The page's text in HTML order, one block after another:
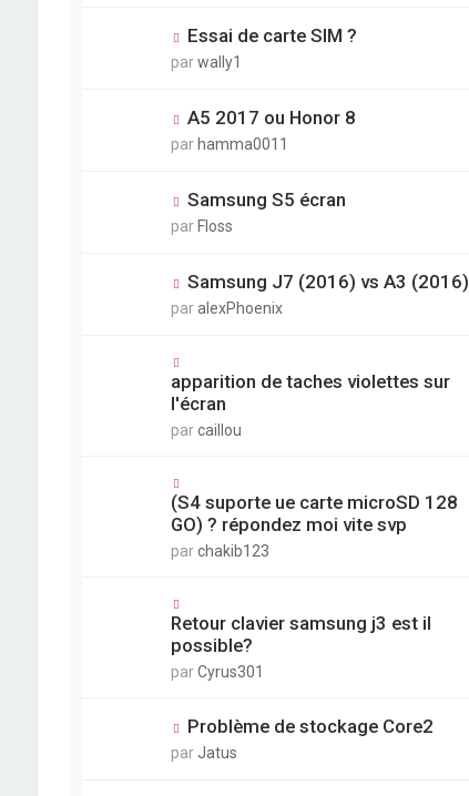
Essai de carte SIM ?
parwally1
A5 2017 ou Honor 8
par hamma0011
Samsung S5 écran
par Floss
Samsung J7 (2016) vs A3 (2016)
paralexPhoenix
apparition de taches violettes sur
l'écran
parcaillou
(S4 suporte ue carte microSD 128
GO) ? répondez moi vite svp
parchakib123
Retour clavier samsung j3 est il
possible?
parCyrus301
Problème de stockage Core2
par Jatus